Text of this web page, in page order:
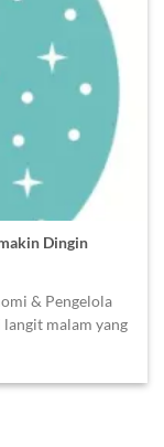
Dingin
& Pengelola
malam yang